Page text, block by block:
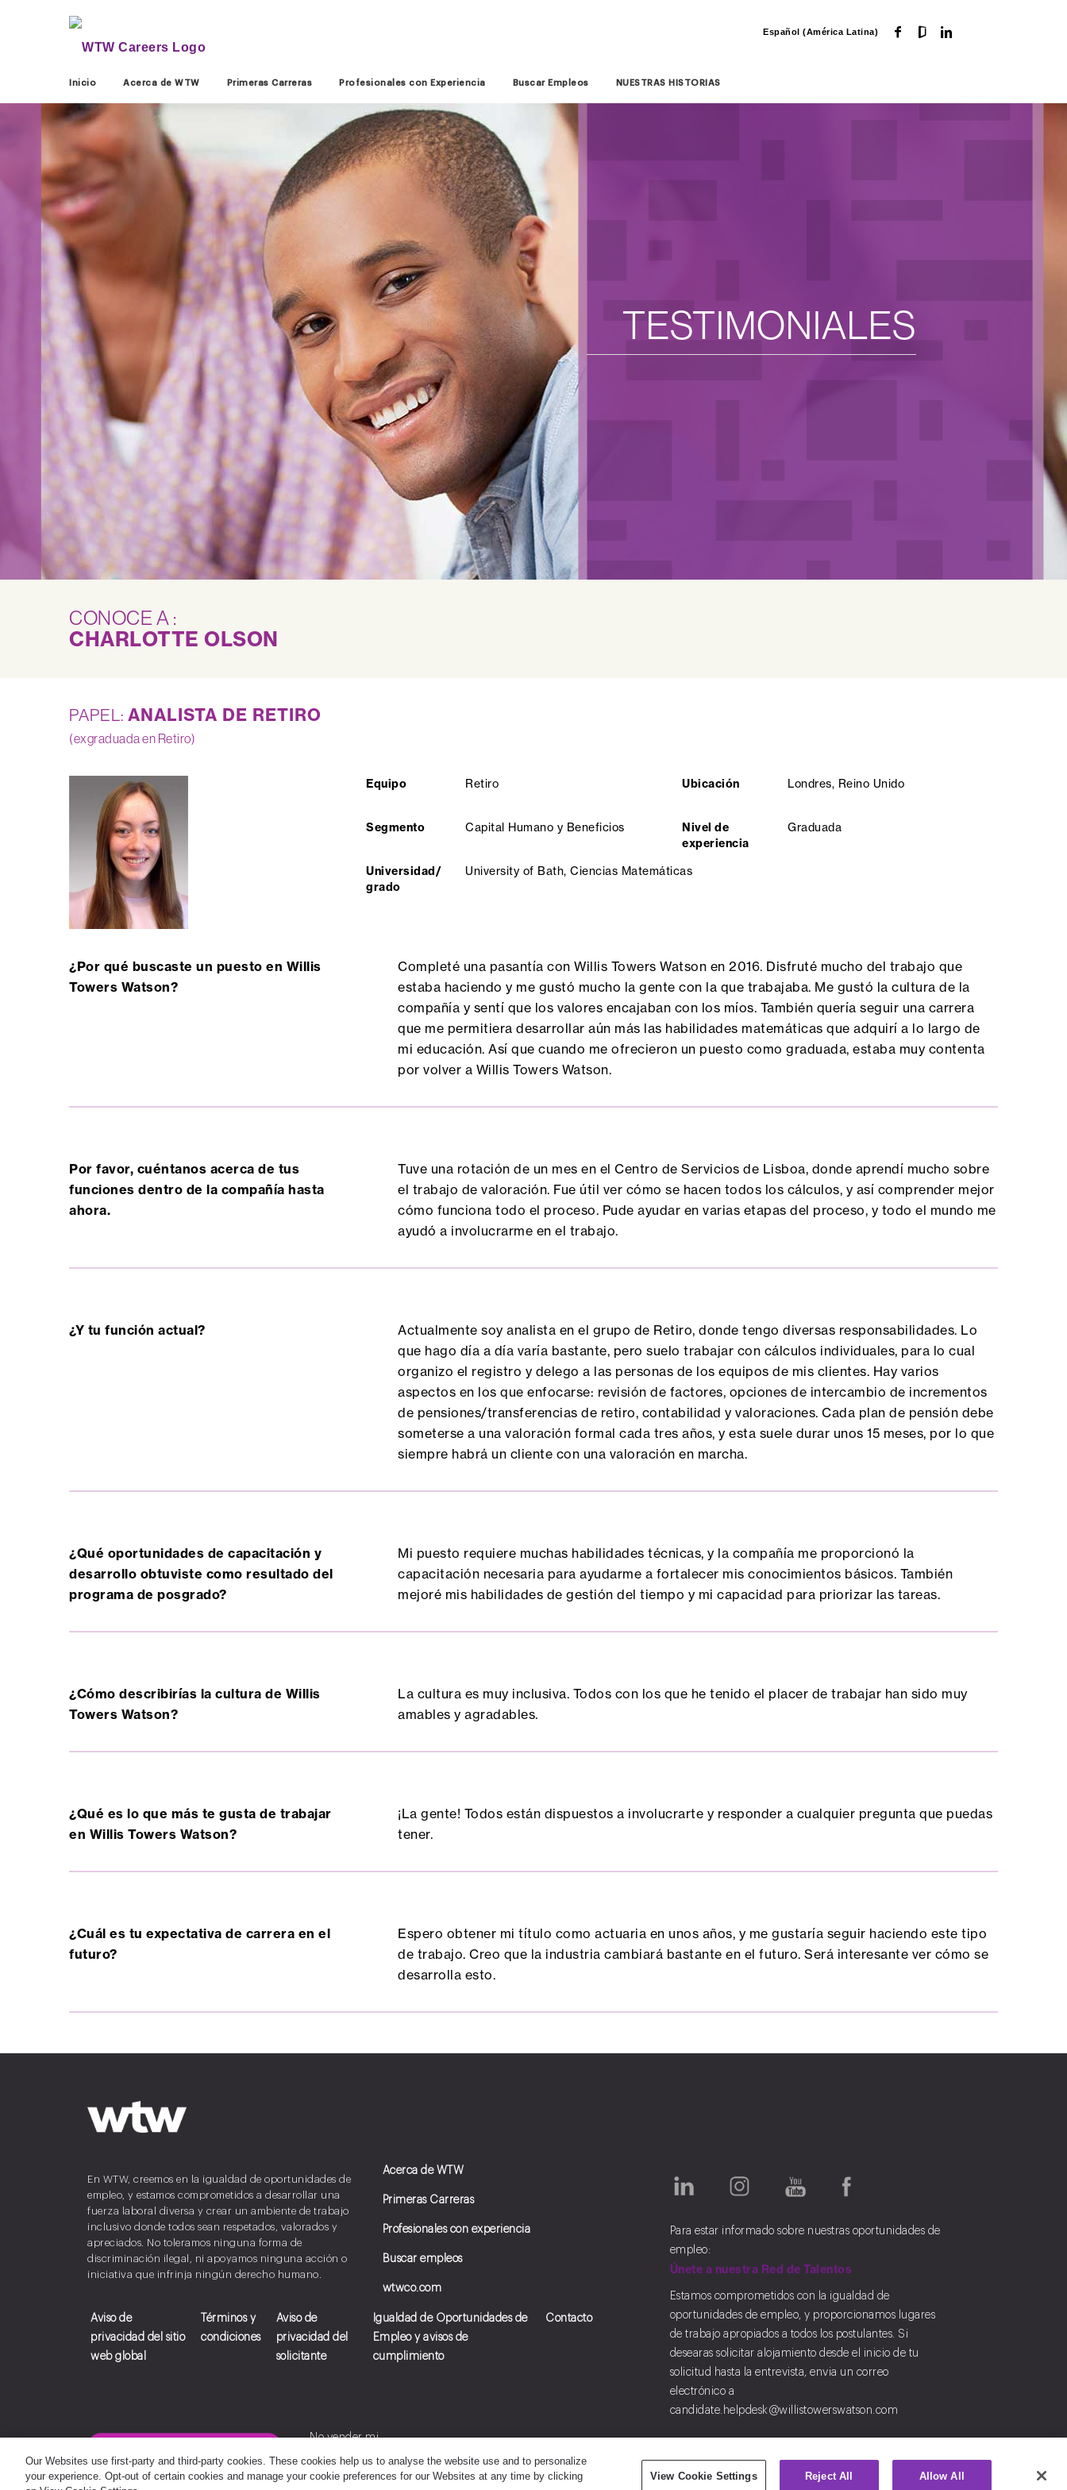
Español (América Latina)
Inicio Acerca de WTW Primeras Carreras Profesionales con Experiencia Buscar Empleos NUESTRAS HISTORIAS
TESTIMONIALES
CONOCE A :
CHARLOTTE OLSON
PAPEL: ANALISTA DE RETIRO
(exgraduada en Retiro)
Equipo Retiro
Segmento Capital Humano y Beneficios
Ubicación Londres, Reino Unido
Nivel de
experiencia
Graduada
Universidad/
grado
University of Bath, Ciencias Matemáticas
¿Por qué buscaste un puesto en Willis
Towers Watson?
Completé una pasantía con Willis Towers Watson en 2016. Disfruté mucho del trabajo que
estaba haciendo y me gustó mucho la gente con la que trabajaba. Me gustó la cultura de la
compañía y sentí que los valores encajaban con los míos. También quería seguir una carrera
que me permitiera desarrollar aún más las habilidades matemáticas que adquirí a lo largo de
mi educación. Así que cuando me ofrecieron un puesto como graduada, estaba muy contenta
por volver a Willis Towers Watson.
Por favor, cuéntanos acerca de tus
funciones dentro de la compañía hasta
ahora.
Tuve una rotación de un mes en el Centro de Servicios de Lisboa, donde aprendí mucho sobre
el trabajo de valoración. Fue útil ver cómo se hacen todos los cálculos, y así comprender mejor
cómo funciona todo el proceso. Pude ayudar en varias etapas del proceso, y todo el mundo me
ayudó a involucrarme en el trabajo.
¿Y tu función actual?
Actualmente soy analista en el grupo de Retiro, donde tengo diversas responsabilidades. Lo
que hago día a día varía bastante, pero suelo trabajar con cálculos individuales, para lo cual
organizo el registro y delego a las personas de los equipos de mis clientes. Hay varios
aspectos en los que enfocarse: revisión de factores, opciones de intercambio de incrementos
de pensiones/transferencias de retiro, contabilidad y valoraciones. Cada plan de pensión debe
someterse a una valoración formal cada tres años, y esta suele durar unos 15 meses, por lo que
siempre habrá un cliente con una valoración en marcha.
¿Qué oportunidades de capacitación y
desarrollo obtuviste como resultado del
programa de posgrado?
Mi puesto requiere muchas habilidades técnicas, y la compañía me proporcionó la
capacitación necesaria para ayudarme a fortalecer mis conocimientos básicos. También
mejoré mis habilidades de gestión del tiempo y mi capacidad para priorizar las tareas.
¿Cómo describirías la cultura de Willis
Towers Watson?
La cultura es muy inclusiva. Todos con los que he tenido el placer de trabajar han sido muy
amables y agradables.
¿Qué es lo que más te gusta de trabajar
en Willis Towers Watson?
¡La gente! Todos están dispuestos a involucrarte y responder a cualquier pregunta que puedas
tener.
¿Cuál es tu expectativa de carrera en el
futuro?
Espero obtener mi título como actuaria en unos años, y me gustaría seguir haciendo este tipo
de trabajo. Creo que la industria cambiará bastante en el futuro. Será interesante ver cómo se
desarrolla esto.
En WTW, creemos en la igualdad de oportunidades de
empleo, y estamos comprometidos a desarrollar una
fuerza laboral diversa y crear un ambiente de trabajo
inclusivo donde todos sean respetados, valorados y
apreciados. No toleramos ninguna forma de
discriminación ilegal, ni apoyamos ninguna acción o
iniciativa que infrinja ningún derecho humano.
Aviso de
privacidad del sitio
web global
Términos y
condiciones
Aviso de
privacidad del
solicitante
Igualdad de Oportunidades de
Empleo y avisos de
cumplimiento
Contacto
Acerca de WTW
Primeras Carreras
Profesionales con experiencia
Buscar empleos
wtwco.com
Para estar informado sobre nuestras oportunidades de
empleo:
Únete a nuestra Red de Talentos
Estamos comprometidos con la igualdad de
oportunidades de empleo, y proporcionamos lugares
de trabajo apropiados a todos los postulantes. Si
desearas solicitar alojamiento desde el inicio de tu
solicitud hasta la entrevista, envia un correo
electrónico a
candidate.helpdesk@willistowerswatson.com
No vender mi
Informacion personal
Our Websites use first-party and third-party cookies. These cookies help us to analyse the website use and to personalize
your experience. Opt-out of certain cookies and manage your cookie preferences for our Websites at any time by clicking
View Cookie Settings Reject All Allow All